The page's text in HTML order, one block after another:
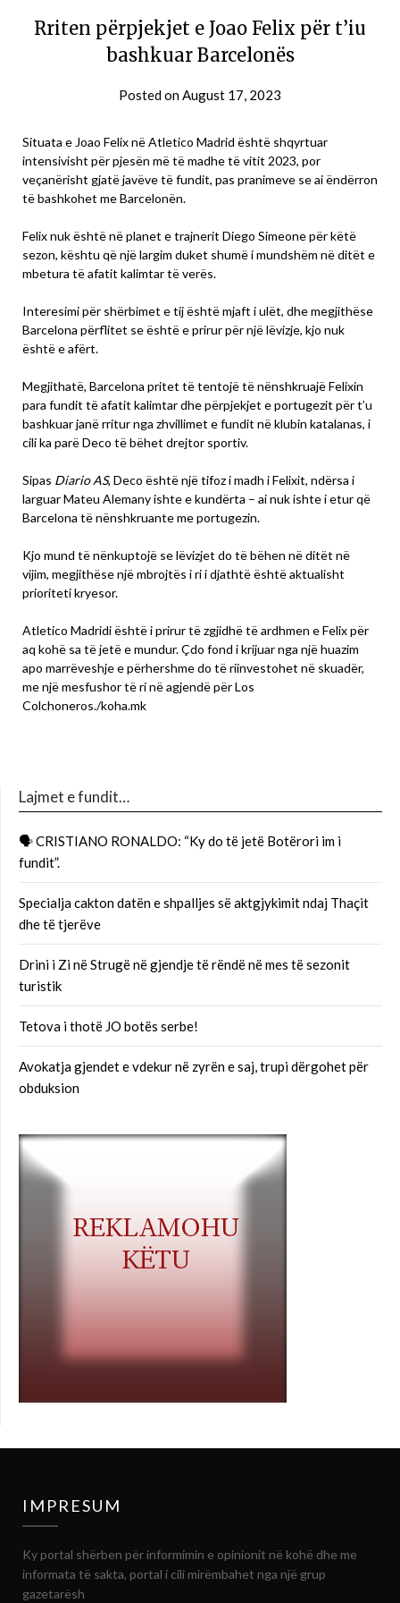
Rriten përpjekjet e Joao Felix për t’iu
bashkuar Barcelonës
Posted onAugust 17, 2023
Situata e Joao Felix në Atletico Madrid është shqyrtuar
intensivisht për pjesën më të madhe të vitit 2023, por
veçanërisht gjatë javëve të fundit, pas pranimeve se ai ëndërron
të bashkohet me Barcelonën.
Felix nuk është në planet e trajnerit Diego Simeone për këtë
sezon, kështu që një largim duket shumë i mundshëm në ditët e
mbetura të afatit kalimtar të verës.
Interesimi për shërbimet e tij është mjaft i ulët, dhe megjithëse
Barcelona përflitet se është e prirur për një lëvizje, kjo nuk
është e afërt.
Megjithatë, Barcelona pritet të tentojë të nënshkruajë Felixin
para fundit të afatit kalimtar dhe përpjekjet e portugezit për t’u
bashkuar janë rritur nga zhvillimet e fundit në klubin katalanas, i
cili ka parë Deco të bëhet drejtor sportiv.
Sipas Diario AS, Deco është një tifoz i madh i Felixit, ndërsa i
larguar Mateu Alemany ishte e kundërta – ai nuk ishte i etur që
Barcelona të nënshkruante me portugezin.
Kjo mund të nënkuptojë se lëvizjet do të bëhen në ditët në
vijim, megjithëse një mbrojtës i ri i djathtë është aktualisht
prioriteti kryesor.
Atletico Madridi është i prirur të zgjidhë të ardhmen e Felix për
aq kohë sa të jetë e mundur. Çdo fond i krijuar nga një huazim
apo marrëveshje e përhershme do të riinvestohet në skuadër,
me një mesfushor të ri në agjendë për Los
Colchoneros./koha.mk
Lajmet e fundit…
🗣 CRISTIANO RONALDO: “Ky do të jetë Botërori im i
fundit”.
Specialja cakton datën e shpalljes së aktgjykimit ndaj Thaçit
dhe të tjerëve
Drini i Zi në Strugë në gjendje të rëndë në mes të sezonit
turistik
Tetova i thotë JO botës serbe!
Avokatja gjendet e vdekur në zyrën e saj, trupi dërgohet për
obduksion
IMPRESUM
Ky portal shërben për informimin e opinionit në kohë dhe me
informata të sakta, portal i cili mirëmbahet nga një grup
gazetarësh